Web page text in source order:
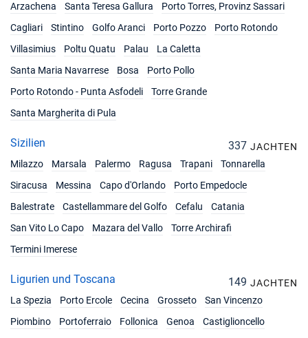
Arzachena
Santa Teresa Gallura
Porto Torres, Provinz Sassari
Cagliari
Stintino Golfo Aranci Porto Pozzo
Porto Rotondo
Villasimius
Poltu Quatu Palau
La Caletta
Santa Maria Navarrese
Bosa
Porto Pollo
Porto Rotondo - Punta Asfodeli
Torre Grande
Santa Margherita di Pula
Sizilien 337 JACHTEN
Milazzo
Marsala Palermo Ragusa Trapani
Tonnarella
Siracusa
Messina Capo d'Orlando
Porto Empedocle
Balestrate
Castellammare del Golfo Cefalu
Catania
San Vito Lo Capo
Mazara del Vallo
Torre Archirafi
Termini Imerese
Ligurien und Toscana 149 JACHTEN
La Spezia
Porto Ercole Cecina Grosseto
San Vincenzo
Piombino
Portoferraio Follonica Genoa
Castiglioncello